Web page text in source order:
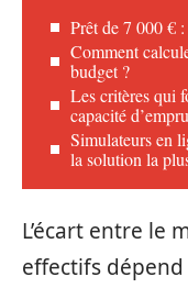
Prêt de 7 000 €
Comment
budget ?
Les critères qui
capacité
Simulateurs en
la solution la
L’écart entre le
effectifs